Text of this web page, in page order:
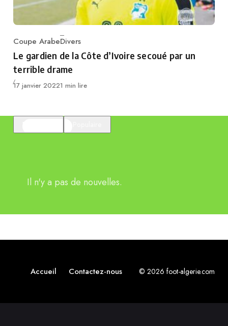
Category
Coupe ArabeDivers
Le gardien de la Côte d’Ivoire secoué par un
terrible drame
Publié
17 janvier 20221 min lire
Il n'y a pas de nouvelles.
Accueil Contactez-nous © 2026 foot-algerie.com